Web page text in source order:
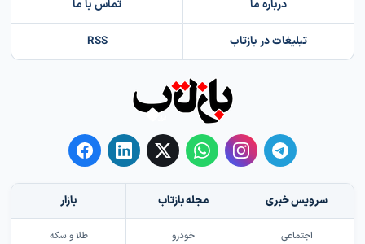
درباره ما تماس با ما
تبلیغات در بازتاب RSS
سرویس خبری
اجتماعی
مجله بازتاب
خودرو
بازار
طلا و سکه